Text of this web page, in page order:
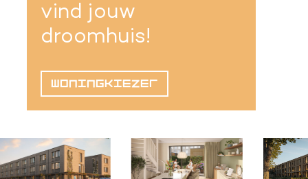
vind jouw
droomhuis!
WONINGKIEZER